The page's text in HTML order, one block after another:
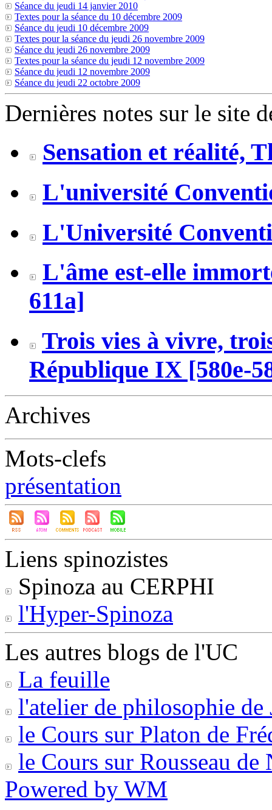
Séance du jeudi 14 janvier 2010
Textes pour la séance du 10 décembre 2009
Séance du jeudi 10 décembre 2009
Textes pour la séance du jeudi 26 novembre 2009
Séance du jeudi 26 novembre 2009
Textes pour la séance du jeudi 12 novembre 2009
Séance du jeudi 12 novembre 2009
Séance du jeudi 22 octobre 2009
Dernières notes sur le site
Sensation et réalité,
L'université
L'Université
L'âme est-elle
611a]
Trois vies à vivre,
République IX [580e-
Archives
Mots-clefs
présentation
Liens spinozistes
Spinoza au CERPHI
l'Hyper-Spinoza
Les autres blogs de l'UC
La feuille
l'atelier de philosophie
le Cours sur Platon de
le Cours sur Rousseau de
Powered by WM